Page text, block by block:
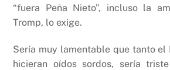
“fuera Peña Nieto”, incluso la
Tromp, lo exige.
Sería muy lamentable que tanto el
hicieran oídos sordos, sería